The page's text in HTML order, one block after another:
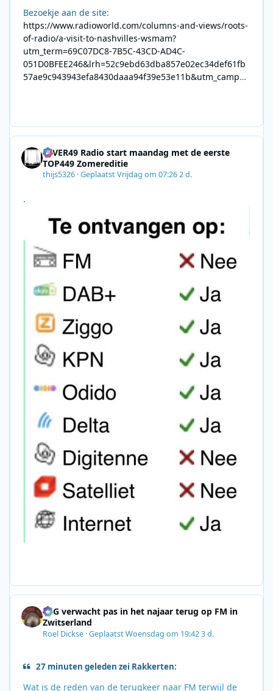
Bezoekje aan de site:
https://www.radioworld.com/columns-and-views/roots-
of-radio/a-visit-to-nashvilles-wsmam?
utm_term=69C07DC8-7B5C-43CD-AD4C-
051D0BFEE246&lrh=52c9ebd63dba857e02ec34def61fb
57ae9c943943efa8430daaa94f39e53e11b&utm_campai
8F09201A140D&utm_source=SmartBrief
4EVER49 Radio start maandag met de eerste
TOP449 Zomereditie
thijs5326 ·GeplaatstVrijdag om 07:262 d.
.
SRG verwacht pas in het najaar terug op FM in
Zwitserland
Roel Dickse ·GeplaatstWoensdag om 19:423 d.
27 minuten geleden zei Rakkerten:
Wat is de reden van de terugkeer naar FM terwijl de